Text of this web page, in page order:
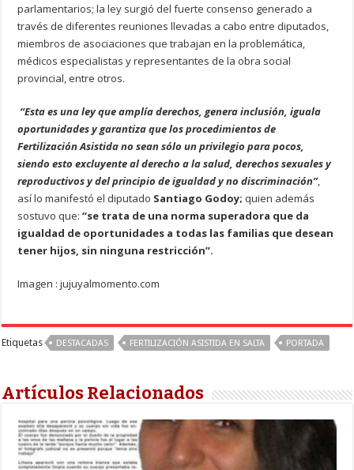
parlamentarios; la ley surgió del fuerte consenso generado a
través de diferentes reuniones llevadas a cabo entre diputados,
miembros de asociaciones que trabajan en la problemática,
médicos especialistas y representantes de la obra social
provincial, entre otros.
“Esta es una ley que amplía derechos, genera inclusión, iguala
oportunidades y garantiza que los procedimientos de
Fertilización Asistida no sean sólo un privilegio para pocos,
siendo esto excluyente al derecho a la salud, derechos sexuales y
reproductivos y del principio de igualdad y no discriminación”,
así lo manifestó el diputado Santiago Godoy;quien además
sostuvo que: “se trata de una norma superadora que da
igualdad de oportunidades a todas las familias que desean
tener hijos, sin ninguna restricción”.
Imagen : jujuyalmomento.com
Etiquetas DESTACADAS FERTILIZACIÓN ASISTIDA EN SALTA PORTADA
Artículos Relacionados